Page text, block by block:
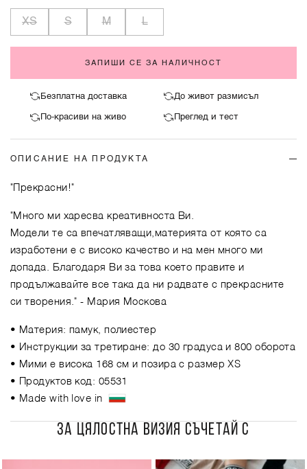
XS S M L
ЗАПИШИ СЕ ЗА НАЛИЧНОСТ
Безплатна доставка До живот размисъл
По-красиви на живо Преглед и тест
ОПИСАНИЕ НА ПРОДУКТА
"Прекрасни!"
"Много ми харесва креативноста Ви.
Модели те са впечатляващи,материята от която са
изработени е с високо качество и на мен много ми
допада. Благодаря Ви за това което правите и
продължавайте все така да ни радвате с прекрасните
си творения." - Мария Москова
• Материя: памук, полиестер
• Инструкции за третиране: до 30 градуса и 800 оборота
• Мими е висока 168 см и позира с размер XS
• Продуктов код: 05531
• Made with love in
ЗА ЦЯЛОСТНА ВИЗИЯ СЪЧЕТАЙ С